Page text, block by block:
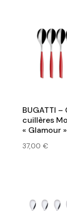
BUGATTI
cuillères
« Glamour »
37,00 €